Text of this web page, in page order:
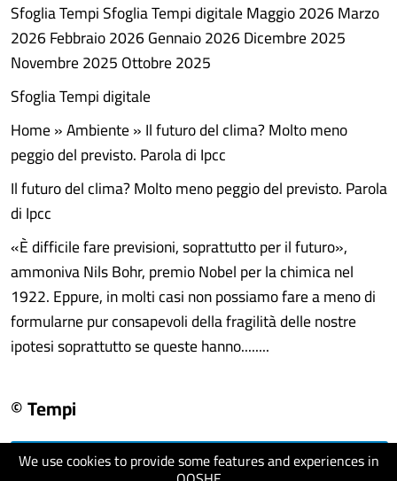
We use cookies to provide some features and experiences in
Sfoglia Tempi Sfoglia Tempi digitale Maggio 2026 Marzo
2026 Febbraio 2026 Gennaio 2026 Dicembre 2025
Novembre 2025 Ottobre 2025
Sfoglia Tempi digitale
Home » Ambiente » Il futuro del clima? Molto meno
peggio del previsto. Parola di Ipcc
Il futuro del clima? Molto meno peggio del previsto. Parola
di Ipcc
«È difficile fare previsioni, soprattutto per il futuro»,
ammoniva Nils Bohr, premio Nobel per la chimica nel
1922. Eppure, in molti casi non possiamo fare a meno di
formularne pur consapevoli della fragilità delle nostre
ipotesi soprattutto se queste hanno........
© Tempi